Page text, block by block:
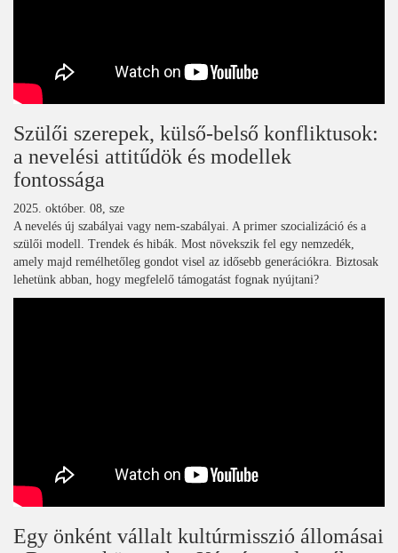
Szülői szerepek, külső-belső konfliktusok:
a nevelési attitűdök és modellek
fontossága
2025. október. 08, sze
A nevelés új szabályai vagy nem-szabályai. A primer szocializáció és a
szülői modell. Trendek és hibák. Most növekszik fel egy nemzedék,
amely majd remélhetőleg gondot visel az idősebb generációkra. Biztosak
lehetünk abban, hogy megfelelő támogatást fognak nyújtani?
Egy önként vállalt kultúrmisszió állomásai